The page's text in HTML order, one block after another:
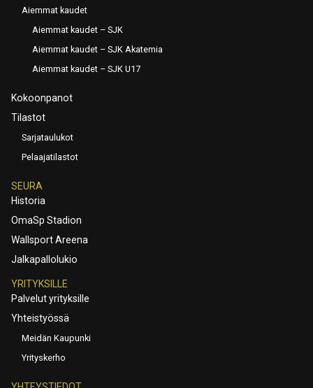
Aiemmat kaudet
Aiemmat kaudet – SJK
Aiemmat kaudet – SJK Akatemia
Aiemmat kaudet – SJK U17
Kokoonpanot
Tilastot
Sarjataulukot
Pelaajatilastot
SEURA
Historia
OmaSp Stadion
Wallsport Areena
Jalkapallolukio
YRITYKSILLE
Palvelut yrityksille
Yhteistyössä
Meidän Kaupunki
Yrityskerho